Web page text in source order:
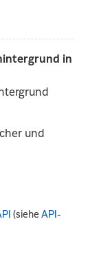
in
und
(sieheAPI-